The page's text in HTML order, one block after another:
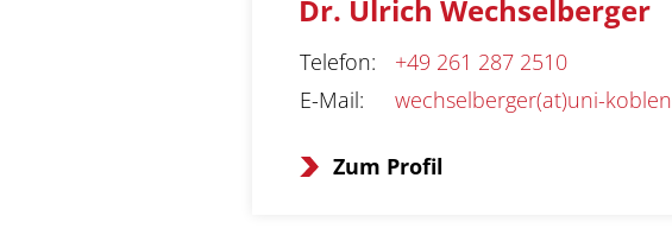
Dr. Ulrich Wechselberger
Telefon:
+49 261 287 2510
E-Mail: wechselberger(at)uni-
Zum Profil